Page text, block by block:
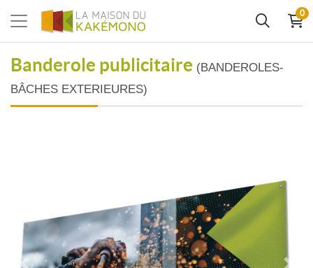
0
Banderole publicitaire (BANDEROLES-
BÂCHES EXTERIEURES)